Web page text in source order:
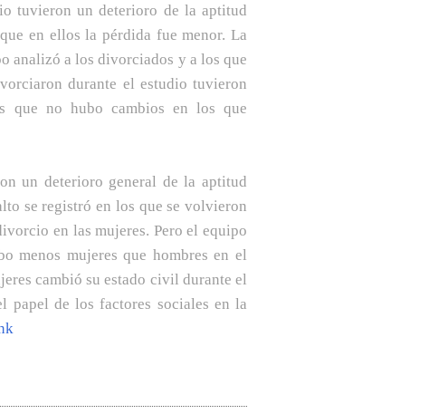
tuvieron un deterioro de la aptitud
en ellos la pérdida fue menor. La
analizó a los divorciados y a los que
durante el estudio tuvieron
que no hubo cambios en los que
un deterioro general de la aptitud
se registró en los que se volvieron
en las mujeres. Pero el equipo
menos mujeres que hombres en el
cambió su estado civil durante el
papel de los factores sociales en la